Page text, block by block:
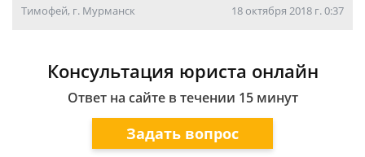
Тимофей, г. Мурманск 18 октября 2018 г. 0:37
Консультация юриста онлайн
Ответ на сайте в течении 15 минут
Задать вопрос